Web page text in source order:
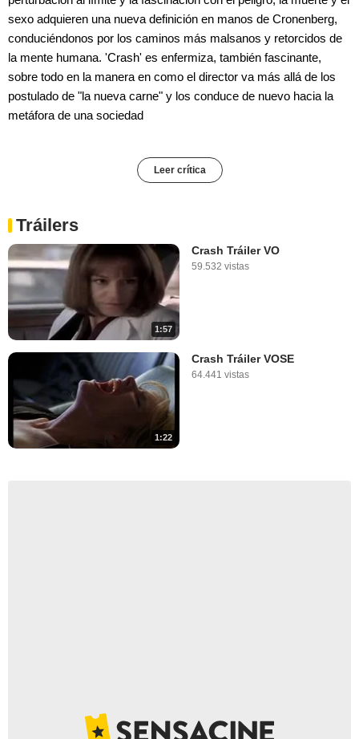
sexo adquieren una nueva definición en manos de Cronenberg,
conduciéndonos por los caminos más malsanos y retorcidos de
la mente humana. 'Crash' es enfermiza, también fascinante,
sobre todo en la manera en como el director va más allá de los
postulado de "la nueva carne" y los conduce de nuevo hacia la
metáfora de una sociedad
Leer crítica
Tráilers
1:57
Crash Tráiler VO
59.532 vistas
1:22
Crash Tráiler VOSE
64.441 vistas